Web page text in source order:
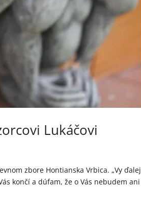
Lukáčovi
zbore Hontianska Vrbica. „Vy ďalej
končí a dúfam, že o Vás nebudem ani